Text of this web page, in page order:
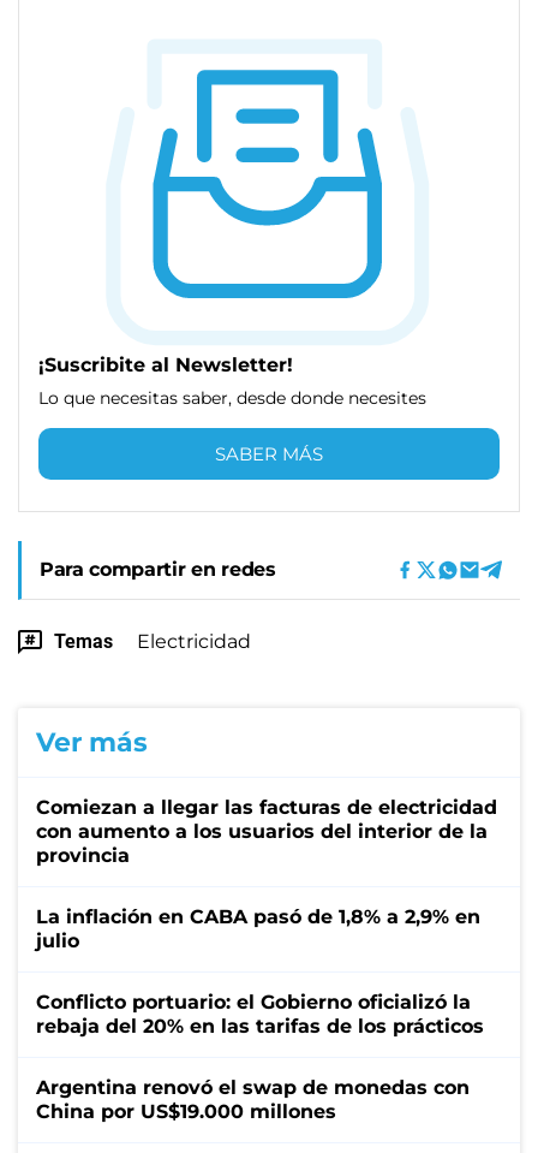
¡Suscribite al Newsletter!
Lo que necesitas saber, desde donde necesites
SABER MÁS
Para compartir en redes
Temas Electricidad
Ver más
Comiezan a llegar las facturas de electricidad
con aumento a los usuarios del interior de la
provincia
La inflación en CABA pasó de 1,8% a 2,9% en
julio
Conflicto portuario: el Gobierno oficializó la
rebaja del 20% en las tarifas de los prácticos
Argentina renovó el swap de monedas con
China por US$19.000 millones